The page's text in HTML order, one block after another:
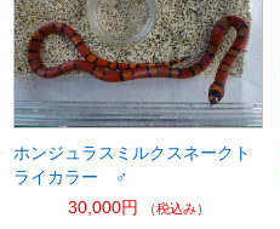
ホンジュラスミルクスネークト
ライカラー ♂
30,000円
（税込み）